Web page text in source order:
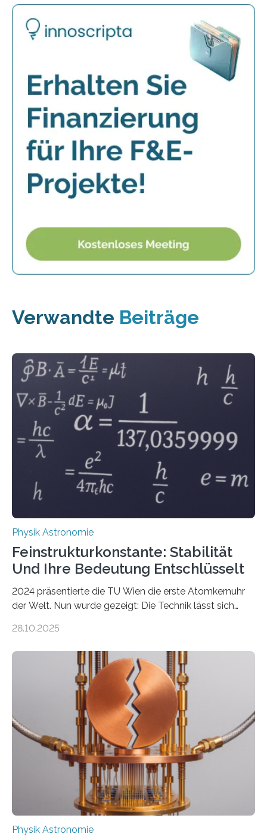
Verwandte Beiträge
Physik Astronomie
Feinstrukturkonstante: Stabilität
Und Ihre Bedeutung Entschlüsselt
2024 präsentierte die TU Wien die erste Atomkernuhr
der Welt. Nun wurde gezeigt: Die Technik lässt sich
fundamentalen Physik nachzugehen. Thorium-
Messungen verwenden. Das hatte man jahrzehntelang
vermutet, weltweit war nach den passenden
Atomkern-Zuständen gesucht worden, 2024 gelang
einem Team der TU Wien mit Unterstützung
internationaler Partner der entscheidende Durchbruch:
Der lange diskutierte Thorium-Kernübergang wurde
gefunden. Kurz darauf konnte man zeigen, dass sich
Thorium tatsächlich nutzen lässt, um hochpräzise…
28.10.2025
Physik Astronomie